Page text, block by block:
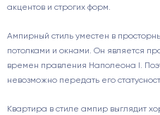
акцентов и строгих форм.
Ампирный стиль уместен в
потолками и окнами. Он является
времен правления Наполеона I.
невозможно передать его
Квартира в стиле ампир выглядит